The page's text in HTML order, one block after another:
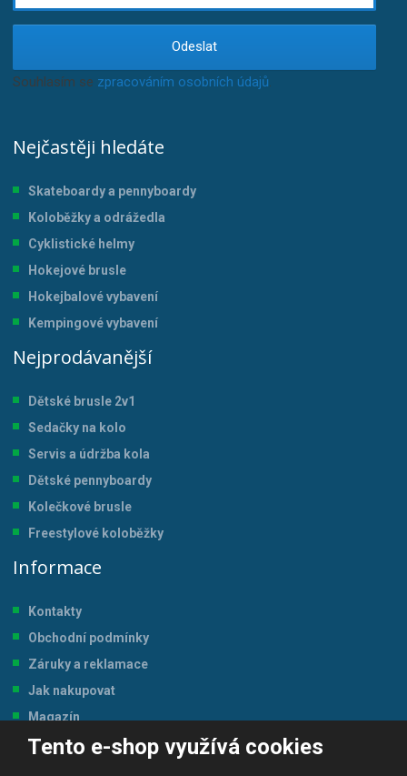
Tento e-shop využívá cookies
Odeslat
Souhlasím se zpracováním osobních údajů
Nejčastěji hledáte
Skateboardy a pennyboardy
Koloběžky a odrážedla
Cyklistické helmy
Hokejové brusle
Hokejbalové vybavení
Kempingové vybavení
Nejprodávanější
Dětské brusle 2v1
Sedačky na kolo
Servis a údržba kola
Dětské pennyboardy
Kolečkové brusle
Freestylové koloběžky
Informace
Kontakty
Obchodní podmínky
Záruky a reklamace
Jak nakupovat
Magazín
Tabulka velikostí